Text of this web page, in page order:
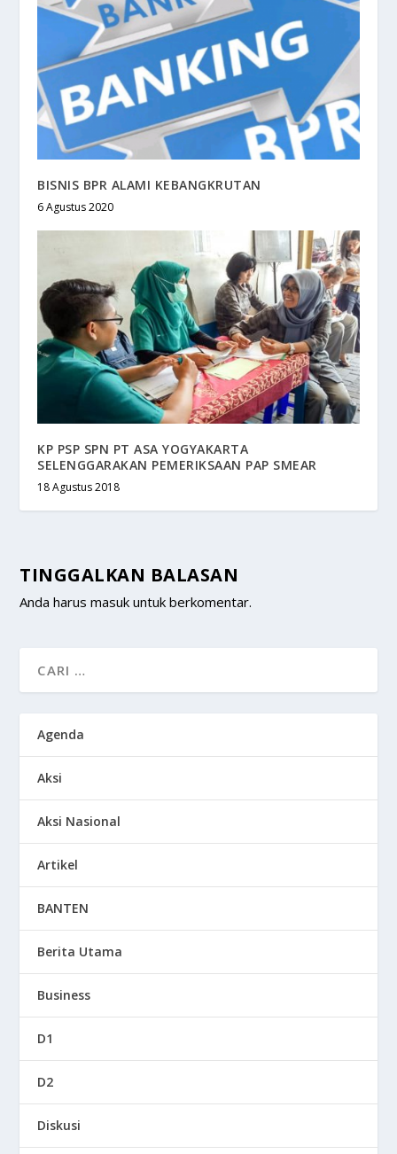
BISNIS BPR ALAMI KEBANGKRUTAN
6 Agustus 2020
KP PSP SPN PT ASA YOGYAKARTA
SELENGGARAKAN PEMERIKSAAN PAP SMEAR
18 Agustus 2018
TINGGALKAN BALASAN
Anda harusmasuk untuk berkomentar.
Agenda
Aksi
Aksi Nasional
Artikel
BANTEN
Berita Utama
Business
D1
D2
Diskusi